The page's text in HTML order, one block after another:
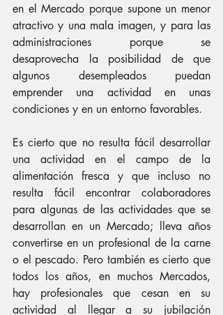
en el Mercado porque supone un menor
atractivo y una mala imagen, y para las
administraciones porque se
desaprovecha la posibilidad de que
algunos desempleados puedan
emprender una actividad en unas
condiciones y en un entorno favorables.
Es cierto que no resulta fácil desarrollar
una actividad en el campo de la
alimentación fresca y que incluso no
resulta fácil encontrar colaboradores
para algunas de las actividades que se
desarrollan en un Mercado; lleva años
convertirse en un profesional de la carne
o el pescado. Pero también es cierto que
todos los años, en muchos Mercados,
hay profesionales que cesan en su
actividad al llegar a su jubilación